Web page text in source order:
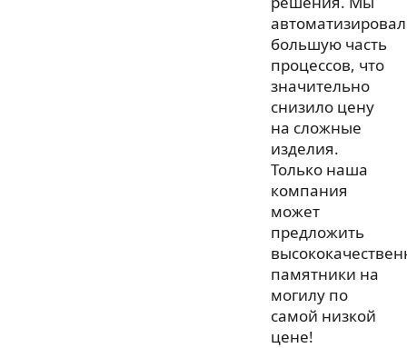
большую часть
процессов, что
значительно
снизило цену
на сложные
изделия.
Только наша
компания
может
предложить
памятники на
могилу по
самой низкой
цене!